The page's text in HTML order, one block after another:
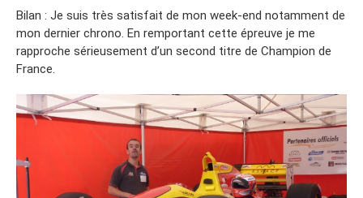
Bilan : Je suis très satisfait de mon week-end notamment de
mon dernier chrono. En remportant cette épreuve je me
rapproche sérieusement d’un second titre de Champion de
France.